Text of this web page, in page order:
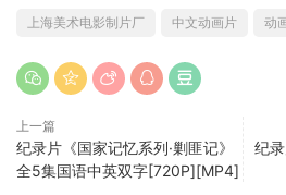
上海美术电影制片厂 中文动画片 动
上一篇
纪录片《国家记忆系列·剿匪记》
全5集国语中英双字[720P][MP4]
纪